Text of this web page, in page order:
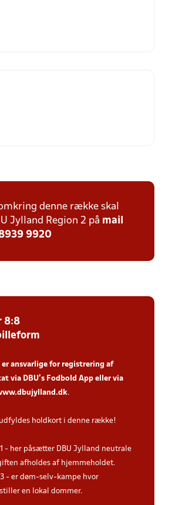
denne række skal
Jylland Region 2 på mail
9920
8:8
ansvarlige for registrering af
via DBU’s Fodbold App eller via
.
udfyldes holdkort i denne række!
- her påsætter DBU Jylland neutrale
afholdes af hjemmeholdet.
- er døm-selv-kampe hvor
en lokal dommer.